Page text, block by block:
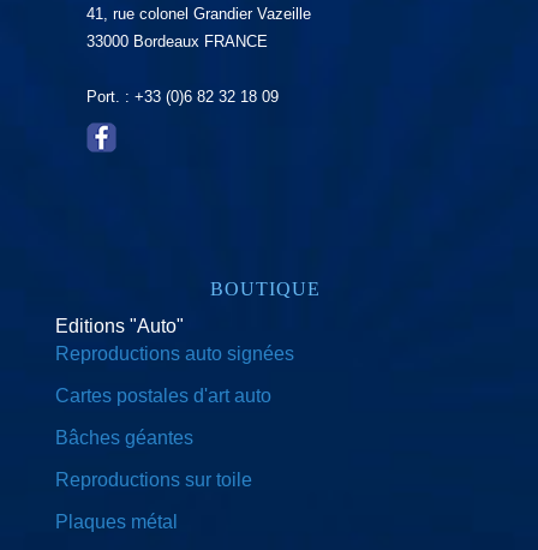
41, rue colonel Grandier Vazeille
33000 Bordeaux FRANCE
Port. : +33 (0)6 82 32 18 09
BOUTIQUE
Editions "Auto"
Reproductions auto signées
Cartes postales d'art auto
Bâches géantes
Reproductions sur toile
Plaques métal